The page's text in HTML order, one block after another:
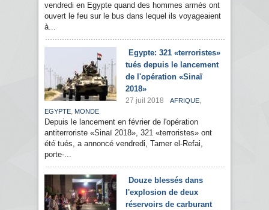
vendredi en Egypte quand des hommes armés ont
ouvert le feu sur le bus dans lequel ils voyageaient
à...
Egypte: 321 «terroristes»
tués depuis le lancement
de l'opération «Sinaï
2018»
27 juil 2018 AFRIQUE,
EGYPTE, MONDE
Depuis le lancement en février de l'opération
antiterroriste «Sinaï 2018», 321 «terroristes» ont
été tués, a annoncé vendredi, Tamer el-Refai,
porte-...
Douze blessés dans
l'explosion de deux
réservoirs de carburant